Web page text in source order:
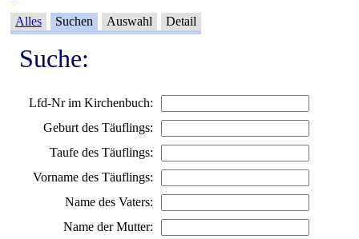
Alles Suchen Auswahl Detail
Suche:
Lfd-Nr im Kirchenbuch:
Geburt des Täuflings:
Taufe des Täuflings:
Vorname des Täuflings:
Name des Vaters:
Name der Mutter: